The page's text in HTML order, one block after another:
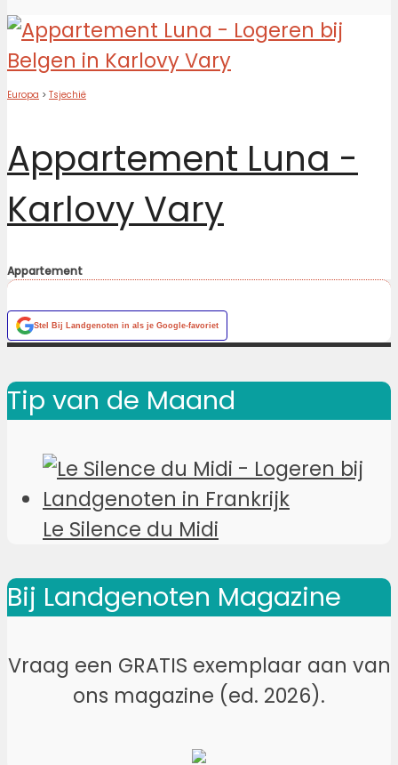
Europa > Tsjechië
Appartement Luna -
Karlovy Vary
Appartement
Stel Bij Landgenoten in als je Google-favoriet
Tip van de Maand
Le Silence du Midi
Bij Landgenoten Magazine
Vraag een GRATIS exemplaar aan van
ons magazine (ed. 2026).